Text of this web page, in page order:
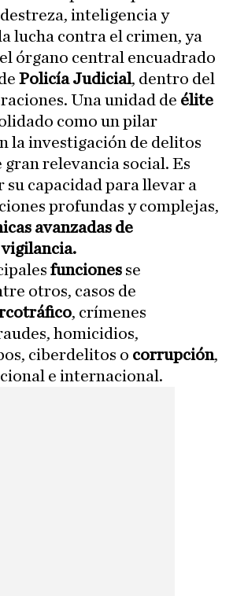
inteligencia y
lucha contra el crimen, ya
órgano central encuadrado
Policía Judicial, dentro del
Una unidad de élite
como un pilar
la investigación de delitos
gran relevancia social. Es
capacidad para llevar a
profundas y complejas,
avanzadas de
funciones se
otros, casos de
, crímenes
homicidios,
ciberdelitos o corrupción,
e internacional.